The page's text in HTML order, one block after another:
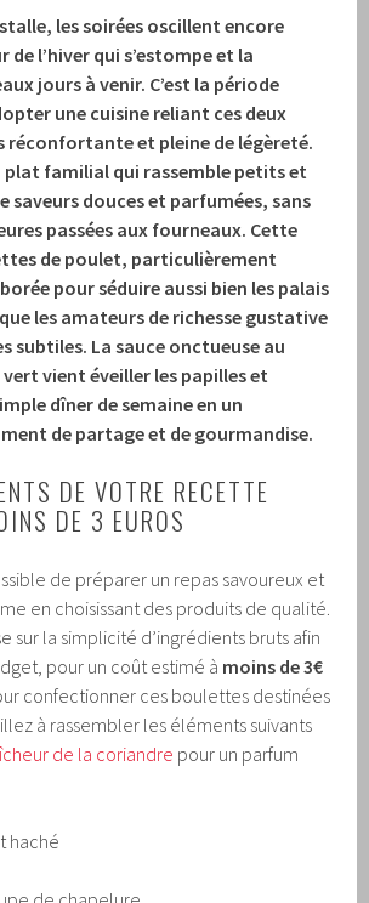
les soirées oscillent encore
l’hiver qui s’estompe et la
jours à venir. C’est la période
une cuisine reliant ces deux
réconfortante et pleine de légèreté.
plat familial qui rassemble petits et
saveurs douces et parfumées, sans
passées aux fourneaux. Cette
de poulet, particulièrement
pour séduire aussi bien les palais
les amateurs de richesse gustative
subtiles. La sauce onctueuse au
vient éveiller les papilles et
dîner de semaine en un
de partage et de gourmandise.
DE VOTRE RECETTE
DE 3 EUROS
de préparer un repas savoureux et
en choisissant des produits de qualité.
sur la simplicité d’ingrédients bruts afin
pour un coût estimé à moins de 3€
confectionner ces boulettes destinées
à rassembler les éléments suivants
de la coriandre pour un parfum
haché